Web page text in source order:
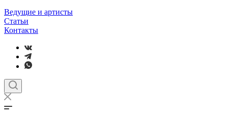
Ведущие и артисты
Статьи
Контакты